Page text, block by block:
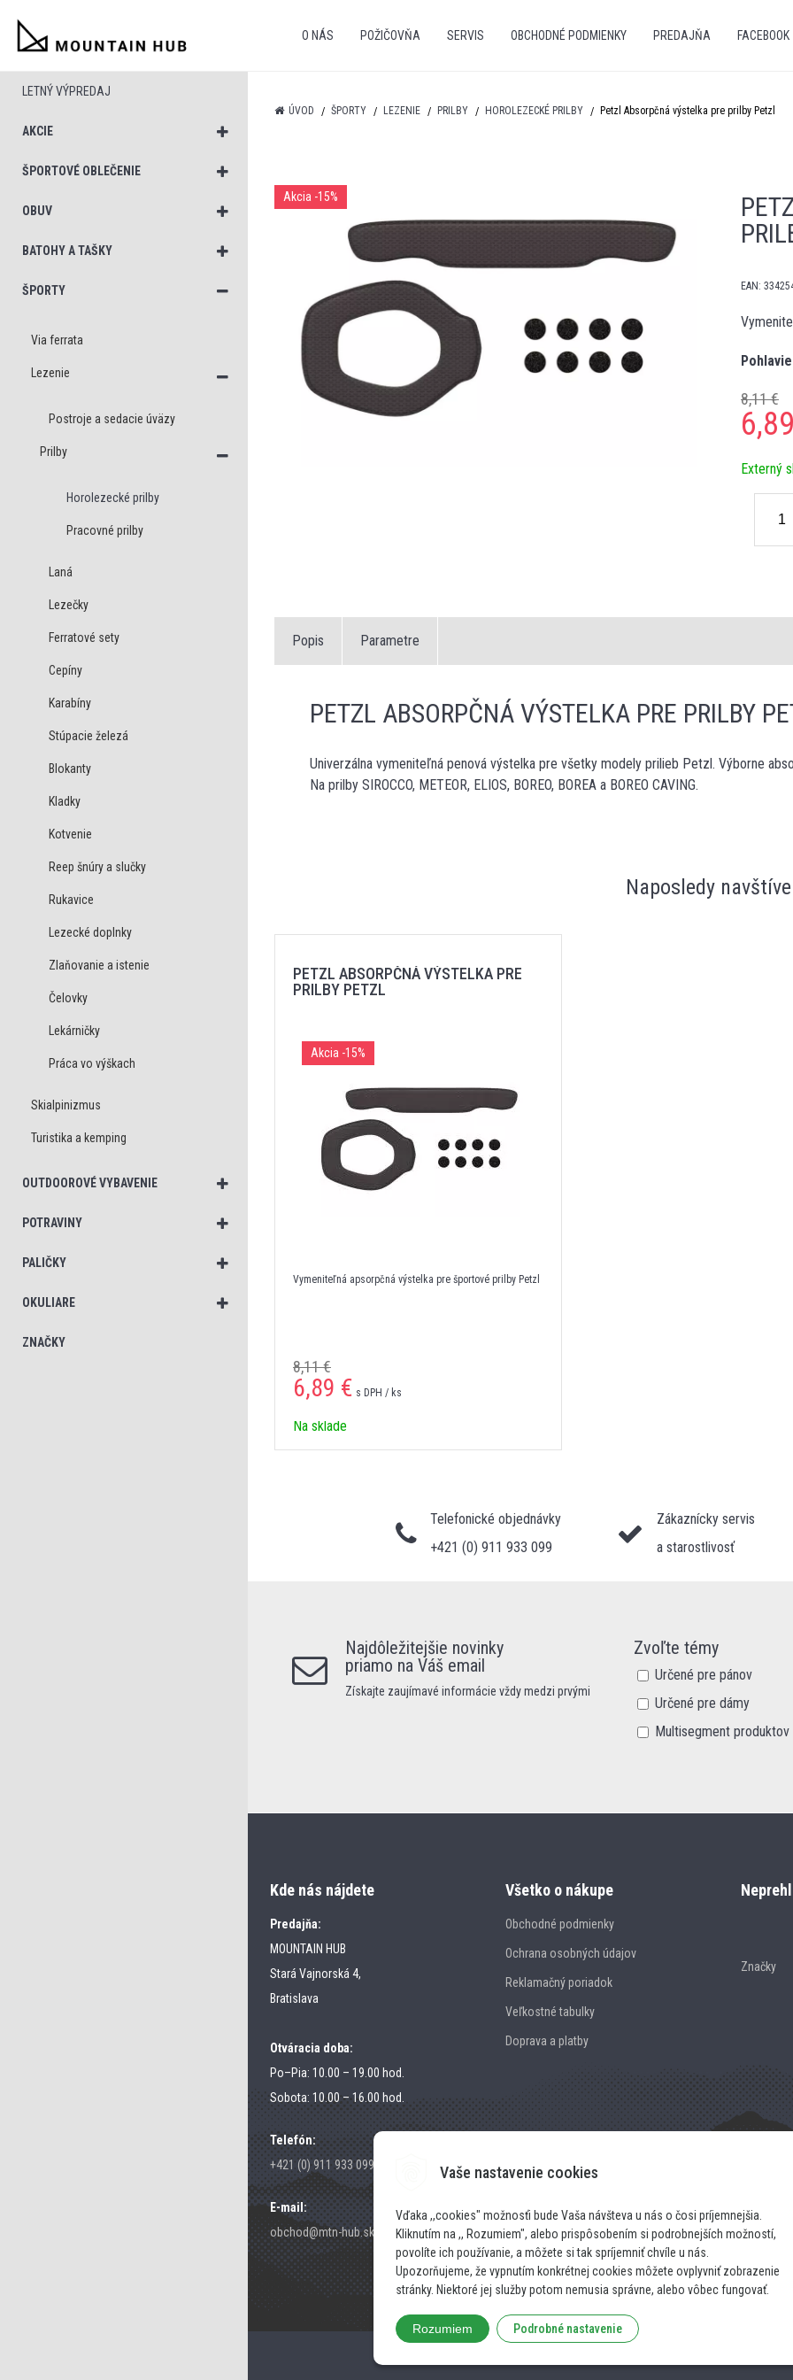
Vaše nastavenie cookies
Vďaka ,,cookies" možnosťi bude Vaša návšteva u nás o čosi príjemnejšia.
Kliknutím na ,, Rozumiem", alebo prispôsobením si podrobnejších možností,
povolíte ich používanie, a môžete si tak spríjemniť chvíle u nás.
Upozorňujeme, že vypnutím konkrétnej cookies môžete ovplyvniť zobrazenie
stránky. Niektoré jej služby potom nemusia správne, alebo vôbec fungovať.
Rozumiem Podrobné nastavenie
O NÁS POŽIČOVŇA SERVIS OBCHODNÉ PODMIENKY PREDAJŇA FACEBOOK
LETNÝ VÝPREDAJ
AKCIE
ŠPORTOVÉ OBLEČENIE
OBUV
BATOHY A TAŠKY
ŠPORTY
Via ferrata
Lezenie
Postroje a sedacie úväzy
Prilby
Horolezecké prilby
Pracovné prilby
Laná
Lezečky
Ferratové sety
Cepíny
Karabíny
Stúpacie železá
Blokanty
Kladky
Kotvenie
Reep šnúry a slučky
Rukavice
Lezecké doplnky
Zlaňovanie a istenie
Čelovky
Lekárničky
Práca vo výškach
Skialpinizmus
Turistika a kemping
OUTDOOROVÉ VYBAVENIE
POTRAVINY
PALIČKY
OKULIARE
ZNAČKY
ÚVOD ŠPORTY LEZENIE PRILBY HOROLEZECKÉ PRILBY Petzl Absorpčná výstelka pre prilby Petzl
Akcia -15%
EAN:
Pohlavie
8,11 €
Externý
Popis Parametre
PETZL ABSORPČNÁ VÝSTELKA PRE PRILBY
Univerzálna vymeniteľná penová výstelka pre všetky modely prilieb Petzl. Výborne
Na prilby SIROCCO, METEOR, ELIOS, BOREO, BOREA a BOREO CAVING.
Naposledy
PETZL ABSORPČNÁ VÝSTELKA PRE
PRILBY PETZL
Akcia -15%
Vymeniteľná apsorpčná výstelka pre športové prilby Petzl
8,11 €
6,89 € s DPH / ks
Na sklade
Telefonické objednávky
+421 (0) 911 933 099
Zákaznícky servis
a starostlivosť
Najdôležitejšie novinky
priamo na Váš email
Získajte zaujímavé informácie vždy medzi prvými
Zvoľte témy
Určené pre pánov
Určené pre dámy
Multisegment produktov
Kde nás nájdete
Predajňa:
MOUNTAIN HUB
Stará Vajnorská 4,
Bratislava
Otváracia doba:
Po–Pia: 10.00 – 19.00 hod.
Sobota: 10.00 – 16.00 hod.
Telefón:
+421 (0) 911 933 099
E-mail:
obchod@mtn-hub.sk
Všetko o nákupe
Obchodné podmienky
Ochrana osobných údajov
Reklamačný poriadok
Veľkostné tabulky
Doprava a platby
Značky